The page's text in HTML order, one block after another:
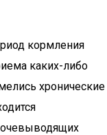
кормления
каких-либо
хронические